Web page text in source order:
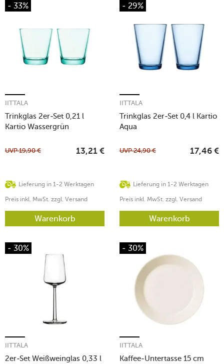
- 33%
Trinkglas 2er-Set 0,21 l
Kartio Wassergrün
IITTALA
Lieferung in 1-2 Werktagen
UVP19,90 € 13,21 €
Preis inkl. MwSt. zzgl. Versand
Warenkorb
- 29%
Trinkglas 2er-Set 0,4 l Kartio
Aqua
IITTALA
Lieferung in 1-2 Werktagen
UVP24,90 € 17,46 €
Preis inkl. MwSt. zzgl. Versand
Warenkorb
- 30%
2er-Set Weißweinglas 0,33 l
IITTALA
- 30%
Kaffee-Untertasse 15 cm
IITTALA